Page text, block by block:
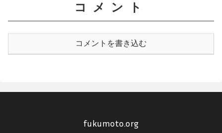
コメント
コメントを書き込む
fukumoto.org